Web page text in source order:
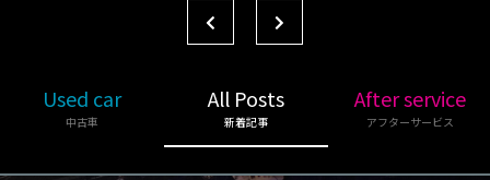
Used car
中古車
All Posts
新着記事
After service
アフターサービス